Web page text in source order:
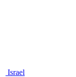
Israel